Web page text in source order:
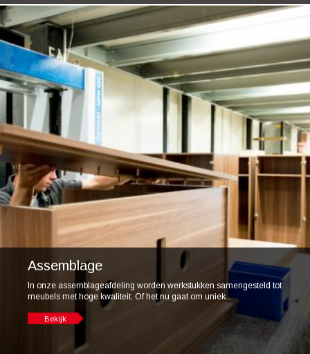
Assemblage
In onze assemblageafdeling worden werkstukken samengesteld tot
meubels met hoge kwaliteit. Of het nu gaat om uniek...
Bekijk